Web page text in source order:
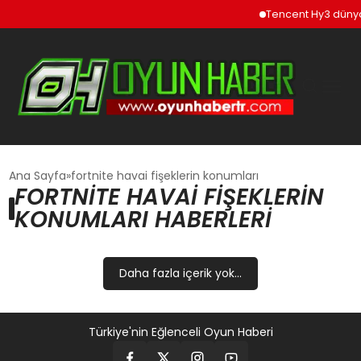
Tencent Hy3
GÜNCEL
OYUN HABERLERI
EĞITIM
Ana Sayfa fortnite havai fişeklerin konumları
FORTNITE HAVAI FIŞEKLERIN
KONUMLARI HABERLERI
Daha fazla içerik yok...
Türkiye'nin Eğlenceli Oyun Haberi